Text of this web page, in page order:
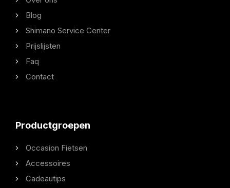
Blog
Shimano Service Center
Prijslijsten
Faq
Contact
Productgroepen
Occasion Fietsen
Accessoires
Cadeautips